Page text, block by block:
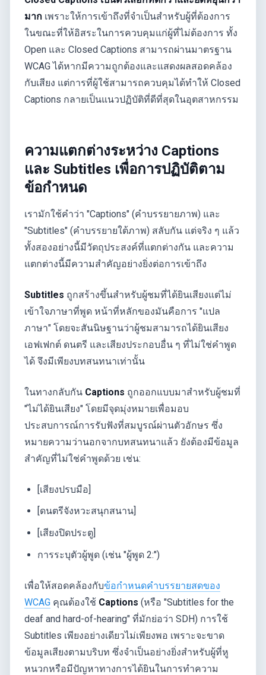
มาก เพราะให้การเข้าถึงที่จำเป็นสำหรับผู้ที่ต้องการ
ในขณะที่ให้อิสระในการควบคุมแก่ผู้ที่ไม่ต้องการ ทั้ง
Open และ Closed Captions สามารถผ่านมาตรฐาน
WCAG ได้หากมีความถูกต้องและแสดงผลสอดคล้อง
กับเสียง แต่การที่ผู้ใช้สามารถควบคุมได้ทำให้ Closed
Captions กลายเป็นแนวปฏิบัติที่ดีที่สุดในอุตสาหกรรม
ความแตกต่างระหว่าง Captions
และ Subtitles เพื่อการปฏิบัติตาม
ข้อกำหนด
เรามักใช้คำว่า "Captions" (คำบรรยายภาพ) และ
"Subtitles" (คำบรรยายใต้ภาพ) สลับกัน แต่จริง ๆ แล้ว
ทั้งสองอย่างนี้มีวัตถุประสงค์ที่แตกต่างกัน และความ
แตกต่างนี้มีความสำคัญอย่างยิ่งต่อการเข้าถึง
Subtitles ถูกสร้างขึ้นสำหรับผู้ชมที่ได้ยินเสียงแต่ไม่
เข้าใจภาษาที่พูด หน้าที่หลักของมันคือการ "แปล
ภาษา" โดยจะสันนิษฐานว่าผู้ชมสามารถได้ยินเสียง
เอฟเฟกต์ ดนตรี และเสียงประกอบอื่น ๆ ที่ไม่ใช่คำพูด
ได้ จึงมีเพียงบทสนทนาเท่านั้น
ในทางกลับกัน Captions ถูกออกแบบมาสำหรับผู้ชมที่
"ไม่ได้ยินเสียง" โดยมีจุดมุ่งหมายเพื่อมอบ
ประสบการณ์การรับฟังที่สมบูรณ์ผ่านตัวอักษร ซึ่ง
หมายความว่านอกจากบทสนทนาแล้ว ยังต้องมีข้อมูล
สำคัญที่ไม่ใช่คำพูดด้วย เช่น:
[เสียงปรบมือ]
[ดนตรีจังหวะสนุกสนาน]
[เสียงปิดประตู]
การระบุตัวผู้พูด (เช่น "ผู้พูด 2:")
เพื่อให้สอดคล้องกับข้อกำหนดคำบรรยายสดของ
WCAG คุณต้องใช้ Captions (หรือ "Subtitles for the
deaf and hard-of-hearing" ที่มักย่อว่า SDH) การใช้
Subtitles เพียงอย่างเดียวไม่เพียงพอ เพราะจะขาด
ข้อมูลเสียงตามบริบท ซึ่งจำเป็นอย่างยิ่งสำหรับผู้ที่หู
หนวกหรือมีปัญหาทางการได้ยินในการทำความ